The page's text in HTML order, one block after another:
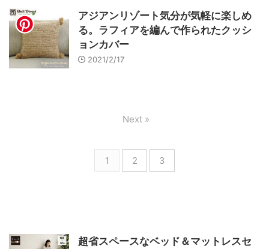
アジアンリゾート気分が気軽に楽しめ
る。ラフィアを編んで作られたクッシ
ョンカバー
2021/2/17
1 2 3
Next »
超省スペースなベッド＆マットレスセ